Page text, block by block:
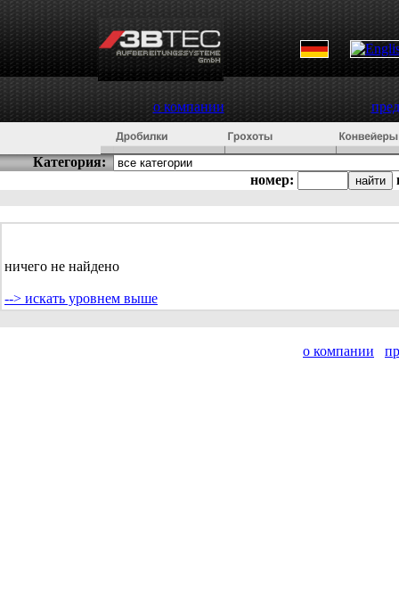
о компании
Категория:
номер:
ничего не найдено
--> искать уровнем выше
о компании